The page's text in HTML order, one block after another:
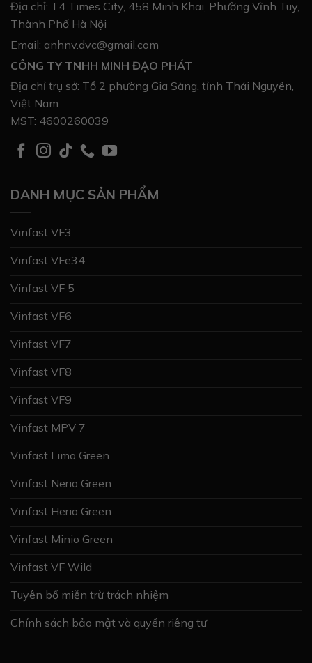
Địa chỉ: T4 Times City, 458 Minh Khai, Phường Vĩnh Tuy,
Thành Phố Hà Nội
Email: anhnv.dvc@gmail.com
CÔNG TY TNHH MINH ĐẠO PHÁT
Địa chỉ trụ sở: Tổ 2 phường Gia Sàng, tỉnh Thái Nguyên,
Việt Nam
MST: 4600260039
DANH MỤC SẢN PHẨM
Vinfast VF3
Vinfast VFe34
Vinfast VF 5
Vinfast VF6
Vinfast VF7
Vinfast VF8
Vinfast VF9
Vinfast MPV 7
Vinfast Limo Green
Vinfast Nerio Green
Vinfast Herio Green
Vinfast Minio Green
Vinfast VF Wild
Tuyên bố miễn trừ trách nhiệm
Chính sách bảo mật và quyền riêng tư